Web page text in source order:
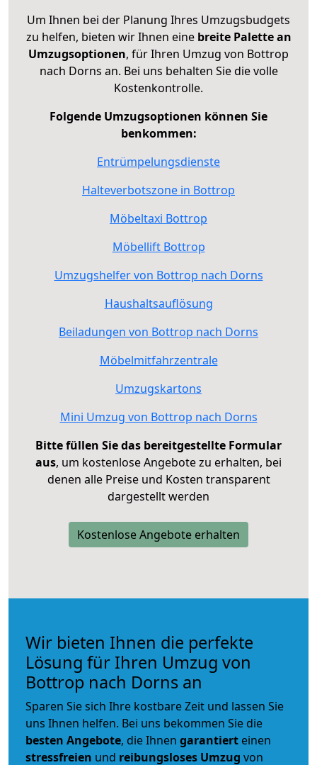
Um Ihnen bei der Planung Ihres Umzugsbudgets
zu helfen, bieten wir Ihnen eine breite Palette an
Umzugsoptionen, für Ihren Umzug von Bottrop
nach Dorns an. Bei uns behalten Sie die volle
Kostenkontrolle.
Folgende Umzugsoptionen können Sie
benkommen:
Entrümpelungsdienste
Halteverbotszone in Bottrop
Möbeltaxi Bottrop
Möbellift Bottrop
Umzugshelfer von Bottrop nach Dorns
Haushaltsauflösung
Beiladungen von Bottrop nach Dorns
Möbelmitfahrzentrale
Umzugskartons
Mini Umzug von Bottrop nach Dorns
Bitte füllen Sie das bereitgestellte Formular
aus, um kostenlose Angebote zu erhalten, bei
denen alle Preise und Kosten transparent
dargestellt werden
Kostenlose Angebote erhalten
Wir bieten Ihnen die perfekte
Lösung für Ihren Umzug von
Bottrop nach Dorns an
Sparen Sie sich Ihre kostbare Zeit und lassen Sie
uns Ihnen helfen. Bei uns bekommen Sie die
besten Angebote, die Ihnen garantiert einen
stressfreien und reibungsloses Umzug von